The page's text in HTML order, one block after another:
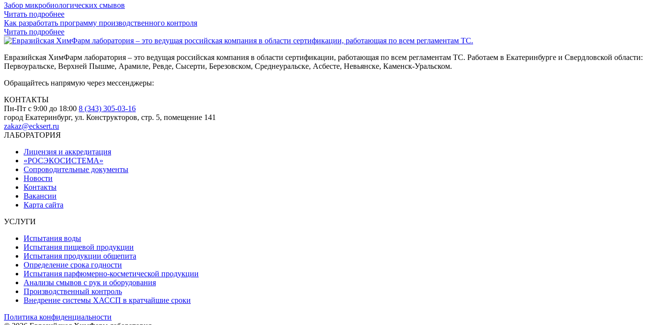
Забор микробиологических смывов
Читать подробнее
Как разработать программу производственного контроля
Читать подробнее
Евразийская ХимФарм лаборатория – это ведущая российская компания в области сертификации, работающая по всем регламентам ТС. Работаем в Екатеринбурге и Свердловской области:
Первоуральске, Верхней Пышме, Арамиле, Ревде, Сысерти, Березовском, Среднеуральске, Асбесте, Невьянске, Каменск-Уральском.
Обращайтесь напрямую через мессенджеры:
КОНТАКТЫ
Пн-Пт с 9:00 до 18:00 8 (343) 305-03-16
город Екатеринбург, ул. Конструкторов, стр. 5, помещение 141
zakaz@ecksert.ru
ЛАБОРАТОРИЯ
Лицензия и аккредитация
«РОСЭКОСИСТЕМА»
Сопроводительные документы
Новости
Контакты
Вакансии
Карта сайта
УСЛУГИ
Испытания воды
Испытания пищевой продукции
Испытания продукции общепита
Определение срока годности
Испытания парфюмерно-косметической продукции
Анализы смывов с рук и оборудования
Производственный контроль
Внедрение системы ХАССП в кратчайшие сроки
Политика конфиденциальности